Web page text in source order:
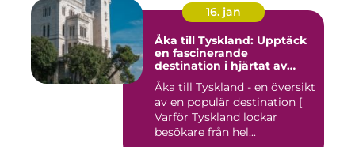
16. jan
Åka till Tyskland: Upptäck
en fascinerande
destination i hjärtat av
Europa
Åka till Tyskland - en översikt
av en populär destination [
Varför Tyskland lockar
besökare från hel...